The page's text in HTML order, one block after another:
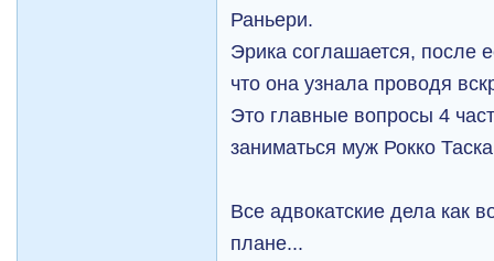
Раньери.
Эрика соглашается, после
что она узнала проводя
Это главные вопросы 4
заниматься муж Рокко
Все адвокатские дела как
плане...